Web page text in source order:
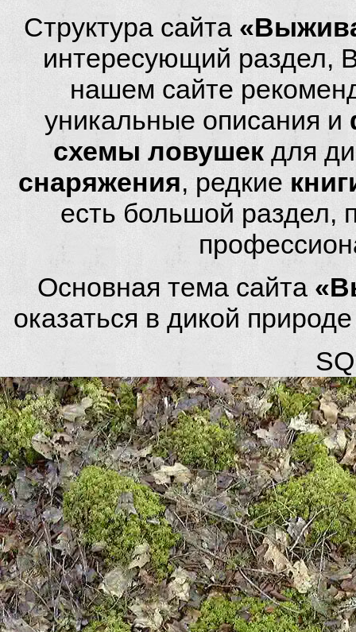
Структура сайта
интересующий раздел,
нашем сайте
уникальные описания и
схемы ловушек для
снаряжения, редкие
есть большой
Основная тема сайта
оказаться в дикой